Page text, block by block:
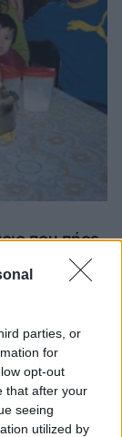
parties, or
for
opt-out
that after your
seeing
utilized by
που πήρε
την
σε...